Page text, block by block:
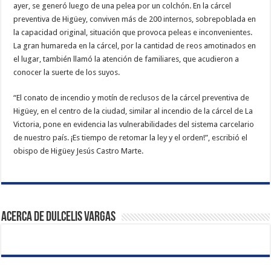
ayer, se generó luego de una pelea por un colchón. En la cárcel
preventiva de Higüey, conviven más de 200 internos, sobrepoblada en
la capacidad original, situación que provoca peleas e inconvenientes.
La gran humareda en la cárcel, por la cantidad de reos amotinados en
el lugar, también llamó la atención de familiares, que acudieron a
conocer la suerte de los suyos.
“El conato de incendio y motín de reclusos de la cárcel preventiva de
Higüey, en el centro de la ciudad, similar al incendio de la cárcel de La
Victoria, pone en evidencia las vulnerabilidades del sistema carcelario
de nuestro país. ¡Es tiempo de retomar la ley y el orden!”, escribió el
obispo de Higüey Jesús Castro Marte.
Acerca de Dulcelis Vargas